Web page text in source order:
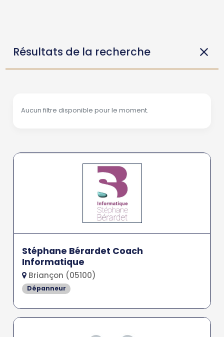
Résultats de la recherche
Aucun filtre disponible pour le moment.
Stéphane Bérardet Coach
Informatique
Briançon (05100)
Dépanneur